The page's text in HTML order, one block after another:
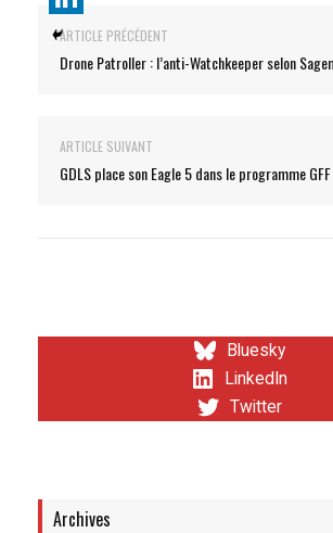
ARTICLE PRÉCÉDENT
Drone Patroller : l’anti-Watchkeeper selon
ARTICLE SUIVANT
GDLS place son Eagle 5 dans le programme
Bluesky
LinkedIn
Twitter
Archives